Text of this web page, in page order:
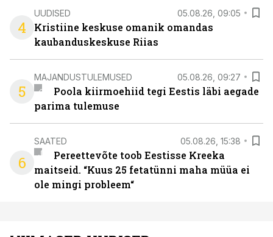
4
UUDISED 05.08.26, 09:05
Kristiine keskuse omanik omandas
kaubanduskeskuse Riias
5
MAJANDUSTULEMUSED 05.08.26, 09:27
Poola kiirmoehiid tegi Eestis läbi aegade
parima tulemuse
6
SAATED 05.08.26, 15:38
Pereettevõte toob Eestisse Kreeka
maitseid. “Kuus 25 fetatünni maha müüa ei
ole mingi probleem“